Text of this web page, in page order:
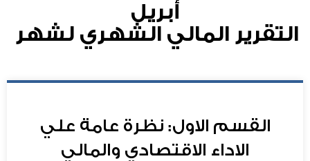
أبريل
التقرير المالي الشهري لشهر
القسم الاول: نظرة عامة علي
الاداء الاقتصادي والمالي